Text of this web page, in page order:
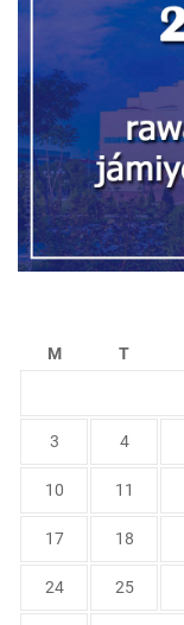
M T
3 4
10 11
17 18
24 25